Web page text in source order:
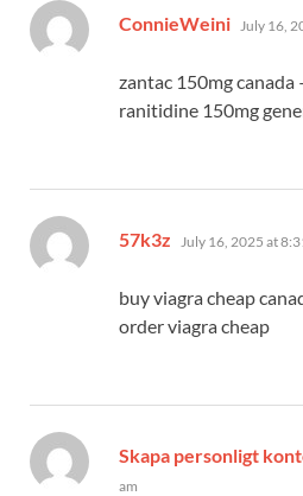
ConnieWeini says:
July 16,
zantac 150mg canada
ranitidine 150mg
57k3z says:
July 16, 2025 at
buy viagra cheap
order viagra cheap
Skapa personligt
am